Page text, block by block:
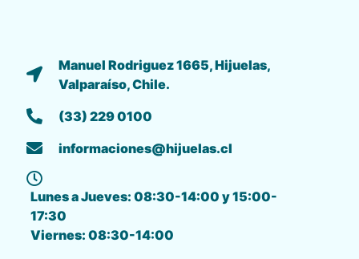
Manuel Rodriguez 1665, Hijuelas,
Valparaíso, Chile.
(33) 229 0100
informaciones@hijuelas.cl
Lunes a Jueves: 08:30-14:00 y 15:00-
17:30
Viernes: 08:30-14:00